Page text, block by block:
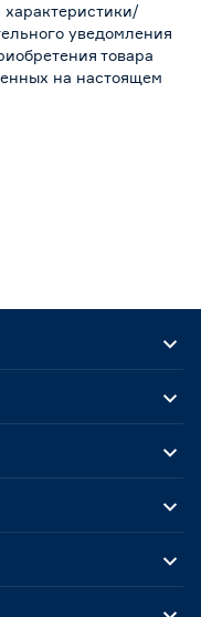
характеристики/
уведомления
товара
на настоящем